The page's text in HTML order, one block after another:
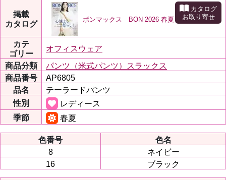
掲載
カタログ
ボンマックス BON 2026 春夏
カタログ
お取り寄せ
カテ
ゴリー
オフィスウェア
商品分類
パンツ（米式パンツ）スラックス
商品番号
AP6805
品名
テーラードパンツ
性別
レディース
季節
春夏
色番号
色名
8
ネイビー
16
ブラック